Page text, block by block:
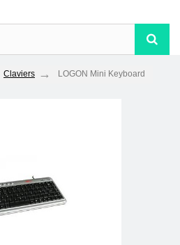
Claviers LOGON Mini Keyboard